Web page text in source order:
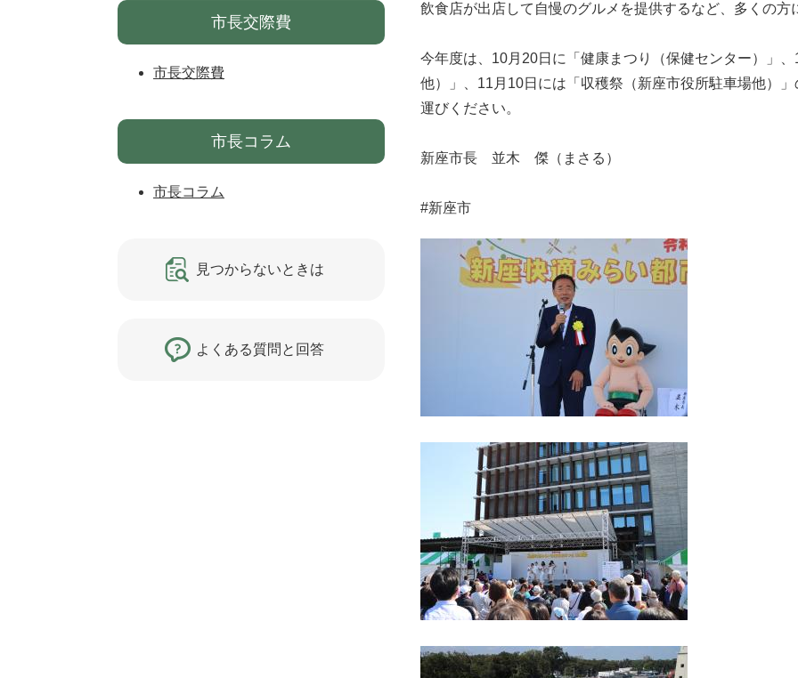
飲食店が出店して自慢のグルメを提供するなど、多くの方
今年度は、10月20日に「健康まつり（保健センター）」
他）」、11月10日には「収穫祭（新座市役所駐車場他）
運びください。
新座市長 並木 傑（まさる）
#新座市
市長交際費
市長交際費
市長コラム
市長コラム
見つからないときは
よくある質問と回答